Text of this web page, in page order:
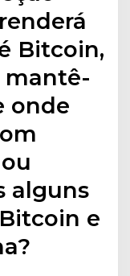
Bitcoin,
mantê-
onde
alguns
e